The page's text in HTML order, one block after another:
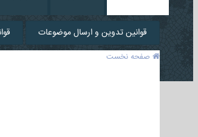
قوانین تدوین و ارسال موضوعات
صفحه نخست